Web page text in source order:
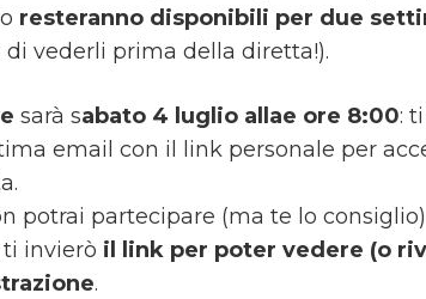
resteranno disponibili per due
di vederli prima della diretta!).
sarà sabato 4 luglio allae ore 8:00:
email con il link personale per
potrai partecipare (ma te lo
invierò il link per poter vedere (o
.